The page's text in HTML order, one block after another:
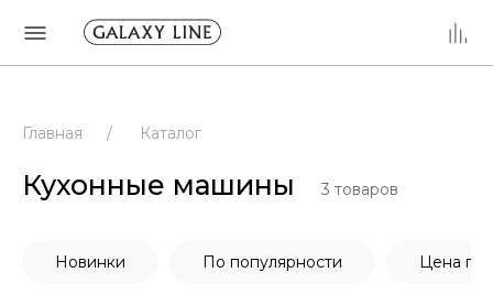
Главная / Каталог
Кухонные машины 3 товаров
Новинки По популярности Цена по